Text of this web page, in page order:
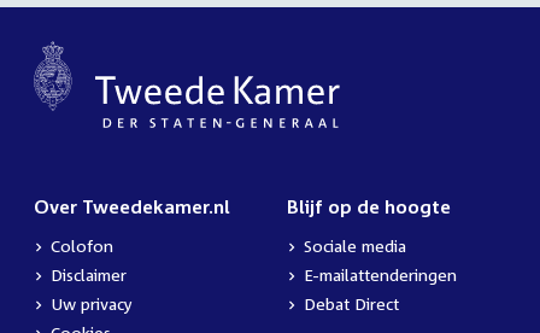
Over Tweedekamer.nl
Colofon
Disclaimer
Uw privacy
Blijf op de hoogte
Sociale media
E-mailattenderingen
Debat Direct